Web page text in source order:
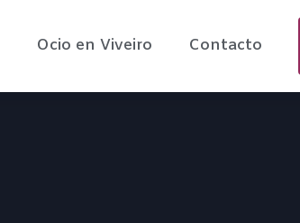
Ocio en Viveiro Contacto